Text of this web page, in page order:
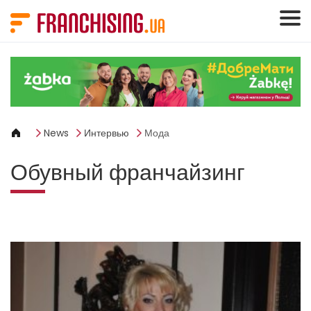
News Интервью Мода
Обувный франчайзинг